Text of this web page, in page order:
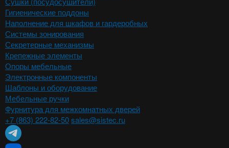
Гигиенические поддоны
Наполнение для шкафов и гардеробных
Системы зонирования
Секретерные механизмы
Крепежные элементы
Опоры мебельные
Электронные компоненты
Шаблоны и оборудование
Мебельные ручки
Фурнитура для межкомнатных дверей
+7 (863) 222-82-50sales@sistec.ru